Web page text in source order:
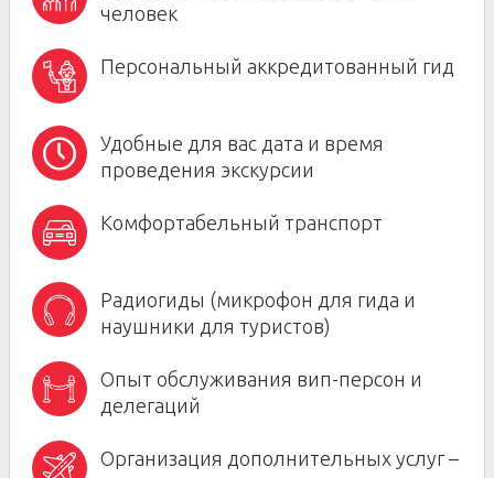
человек
Персональный аккредитованный гид
Удобные для вас дата и время
проведения экскурсии
Комфортабельный транспорт
Радиогиды (микрофон для гида и
наушники для туристов)
Опыт обслуживания вип-персон и
делегаций
Организация дополнительных услуг –